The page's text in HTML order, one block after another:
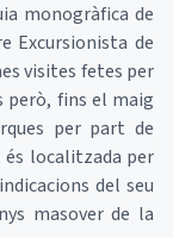
monogràfica de
Excursionista de
visites fetes per
però, fins el maig
per part de
és localitzada per
del seu
masover de la